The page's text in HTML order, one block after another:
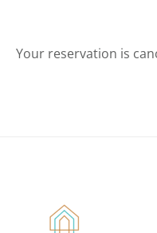
Your reservation is